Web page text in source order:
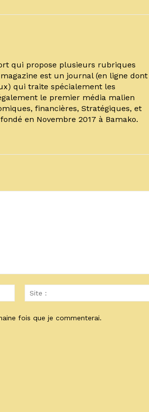
qui propose plusieurs rubriques
est un journal (en ligne dont
qui traite spécialement les
le premier média malien
financières, Stratégiques, et
en Novembre 2017 à Bamako.
Email
:*
fois que je commenterai.